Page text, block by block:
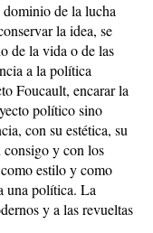
de la lucha
la idea, se
de la vida o de las
a la política
Foucault, encarar la
político sino
con su estética, su
consigo y con los
estilo y como
una política. La
y a las revueltas